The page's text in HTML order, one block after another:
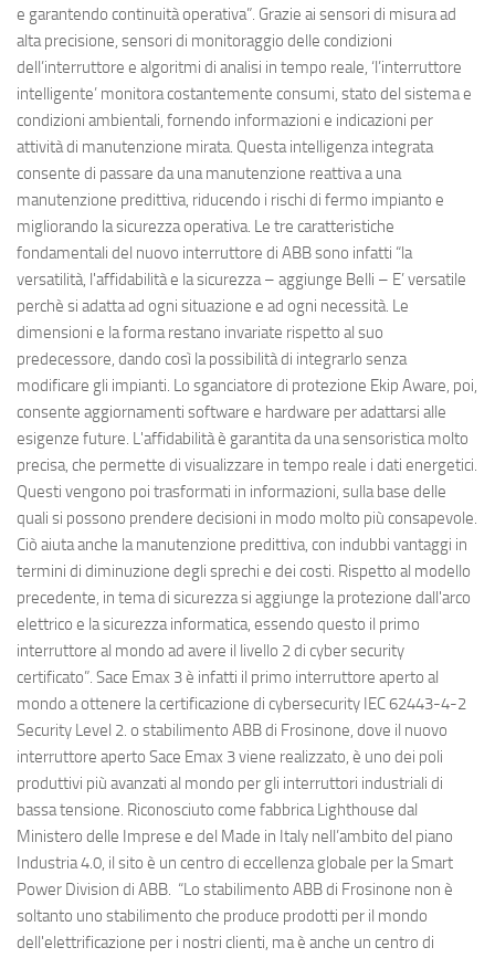
e garantendo continuità operativa”. Grazie ai sensori di misura ad
alta precisione, sensori di monitoraggio delle condizioni
dell’interruttore e algoritmi di analisi in tempo reale, ‘l’interruttore
intelligente’ monitora costantemente consumi, stato del sistema e
condizioni ambientali, fornendo informazioni e indicazioni per
attività di manutenzione mirata. Questa intelligenza integrata
consente di passare da una manutenzione reattiva a una
manutenzione predittiva, riducendo i rischi di fermo impianto e
migliorando la sicurezza operativa. Le tre caratteristiche
fondamentali del nuovo interruttore di ABB sono infatti “la
versatilità, l'affidabilità e la sicurezza – aggiunge Belli – E’ versatile
perchè si adatta ad ogni situazione e ad ogni necessità. Le
dimensioni e la forma restano invariate rispetto al suo
predecessore, dando così la possibilità di integrarlo senza
modificare gli impianti. Lo sganciatore di protezione Ekip Aware, poi,
consente aggiornamenti software e hardware per adattarsi alle
esigenze future. L'affidabilità è garantita da una sensoristica molto
precisa, che permette di visualizzare in tempo reale i dati energetici.
Questi vengono poi trasformati in informazioni, sulla base delle
quali si possono prendere decisioni in modo molto più consapevole.
Ciò aiuta anche la manutenzione predittiva, con indubbi vantaggi in
termini di diminuzione degli sprechi e dei costi. Rispetto al modello
precedente, in tema di sicurezza si aggiunge la protezione dall'arco
elettrico e la sicurezza informatica, essendo questo il primo
interruttore al mondo ad avere il livello 2 di cyber security
certificato”. Sace Emax 3 è infatti il primo interruttore aperto al
mondo a ottenere la certificazione di cybersecurity IEC 62443-4-2
Security Level 2. o stabilimento ABB di Frosinone, dove il nuovo
interruttore aperto Sace Emax 3 viene realizzato, è uno dei poli
produttivi più avanzati al mondo per gli interruttori industriali di
bassa tensione. Riconosciuto come fabbrica Lighthouse dal
Ministero delle Imprese e del Made in Italy nell’ambito del piano
Industria 4.0, il sito è un centro di eccellenza globale per la Smart
Power Division di ABB. “Lo stabilimento ABB di Frosinone non è
soltanto uno stabilimento che produce prodotti per il mondo
dell'elettrificazione per i nostri clienti, ma è anche un centro di